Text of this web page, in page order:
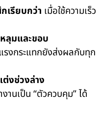
เรียบกว่า เมื่อใช้ความเร็ว
ลุมและขอบ
รงกระแทกยังส่งผลกับทุก
งช่วงล่าง
านเป็น “ตัวควบคุม” ได้